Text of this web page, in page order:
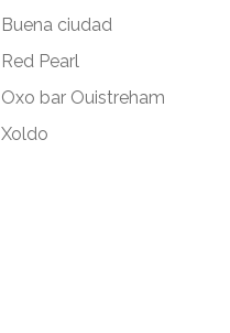
Buena ciudad
Red Pearl
Oxo bar Ouistreham
Xoldo